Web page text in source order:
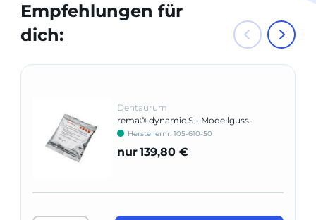
Empfehlungen für
dich:
Dentaurum
rema® dynamic S - Modellguss-
Einbettmasse
Herstellernr: 105-610-50
nur139,80 €